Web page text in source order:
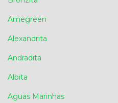
Amegreen
Alexandrita
Andradita
Albita
Aguas Marinhas